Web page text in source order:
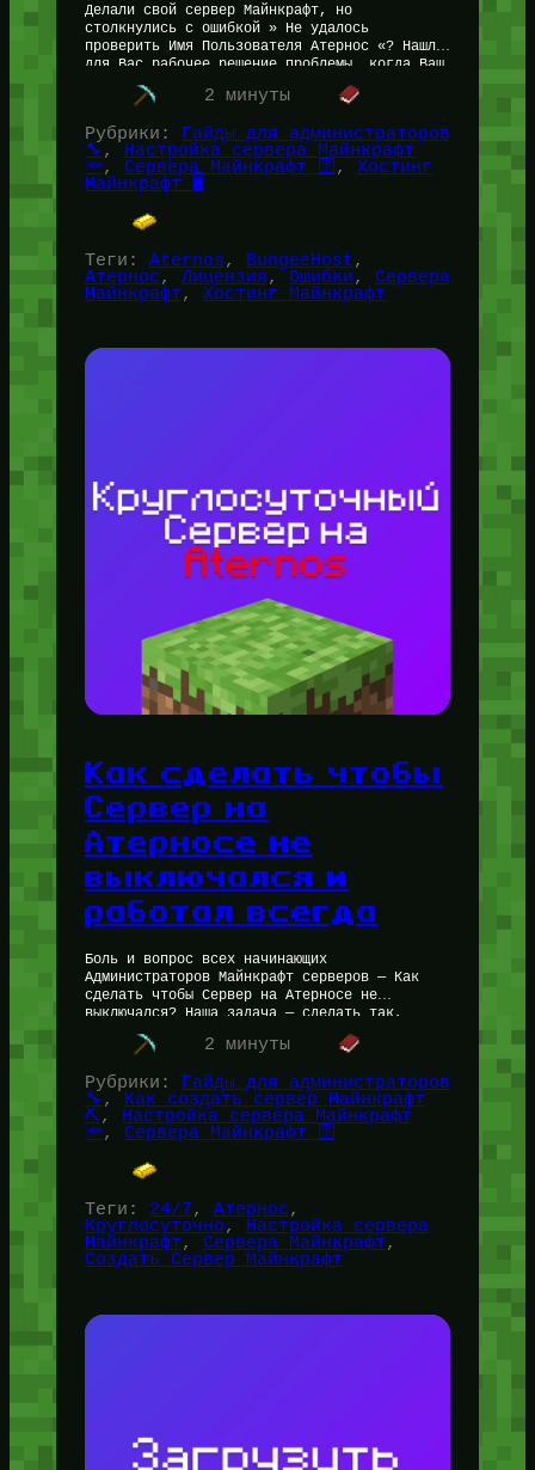
Делали свой сервер Майнкрафт, но
столкнулись с ошибкой » Не удалось
проверить Имя Пользователя Атернос «? Нашли
для Вас рабочее решение проблемы, когда Ваш
Майнкрафт сервер на Aternos пишет о…
2 минуты
Рубрики:
Гайды для администраторов
🔧 ,
Настройка сервера Майнкрафт
🔦, Сервера Майнкрафт 🛜 , Хостинг
Майнкрафт 🖥️
Теги: Aternos, BungeeHost
Атернос, Лицензия, Ошибки, Сервера
Майнкрафт, Хостинг Майнкрафт
Как сделать чтобы
Сервер на
Атерносе не
выключался и
работал всегда
Боль и вопрос всех начинающих
Администраторов Майнкрафт серверов — Как
сделать чтобы Сервер на Атерносе не
выключался? Наша задача — сделать так,
чтобы сервер на Aternos работал 24/7 и не…
2 минуты
Рубрики: Гайды для администраторов
🔧 , Как создать сервер Майнкрафт
⛏️, Настройка сервера Майнкрафт
🔦, Сервера Майнкрафт 🛜
Теги: 24/7, Атернос
Круглосуточно,
Настройка сервера
Майнкрафт, Сервера Майнкрафт
Создать Сервер Майнкрафт